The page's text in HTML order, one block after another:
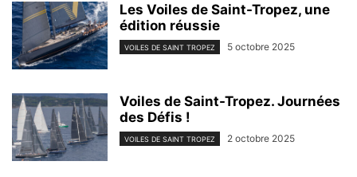
Les Voiles de Saint-Tropez, une
édition réussie
VOILES DE SAINT TROPEZ 5 octobre 2025
Voiles de Saint-Tropez. Journées
des Défis !
VOILES DE SAINT TROPEZ 2 octobre 2025